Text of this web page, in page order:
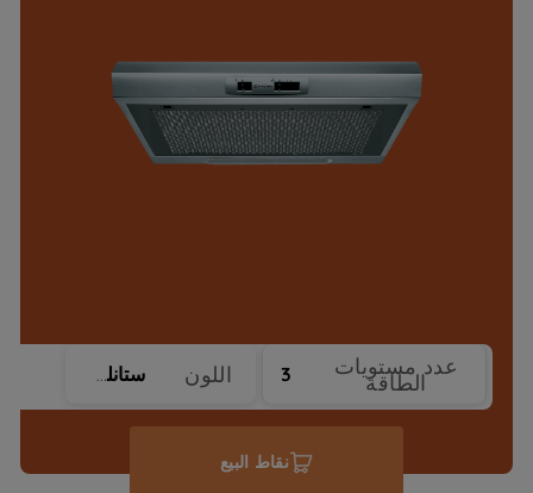
عدد مستويات
الطاقة 3 اللون ستانلس ستيل
نقاط البيع